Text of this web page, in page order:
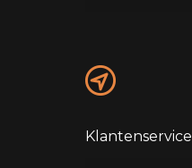
Klantenservice